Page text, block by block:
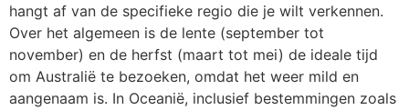
hangt af van de specifieke regio die je wilt verkennen.
Over het algemeen is de lente (september tot
november) en de herfst (maart tot mei) de ideale tijd
om Australië te bezoeken, omdat het weer mild en
aangenaam is. In Oceanië, inclusief bestemmingen zoals